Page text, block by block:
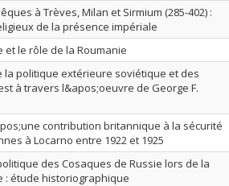
à Trèves, Milan et Sirmium (285-402) :
de la présence impériale
et le rôle de la Roumanie
la politique extérieure soviétique et des
à travers l&apos;oeuvre de George F.
contribution britannique à la sécurité
à Locarno entre 1922 et 1925
des Cosaques de Russie lors de la
: étude historiographique